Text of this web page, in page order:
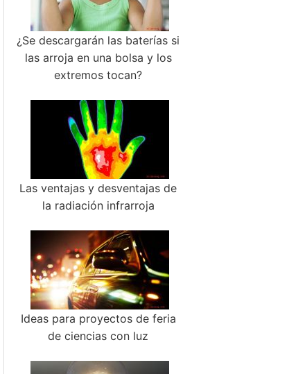
¿Se descargarán las baterías si
las arroja en una bolsa y los
extremos tocan?
Las ventajas y desventajas de
la radiación infrarroja
Ideas para proyectos de feria
de ciencias con luz